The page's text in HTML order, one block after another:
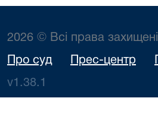
2026 © Всі права захищені
Про суд Прес-центр
v1.38.1